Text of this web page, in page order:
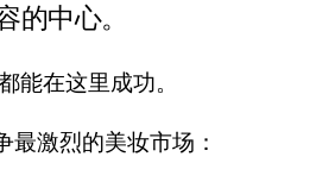
的中心。
能在这里成功。
最激烈的美妆市场：